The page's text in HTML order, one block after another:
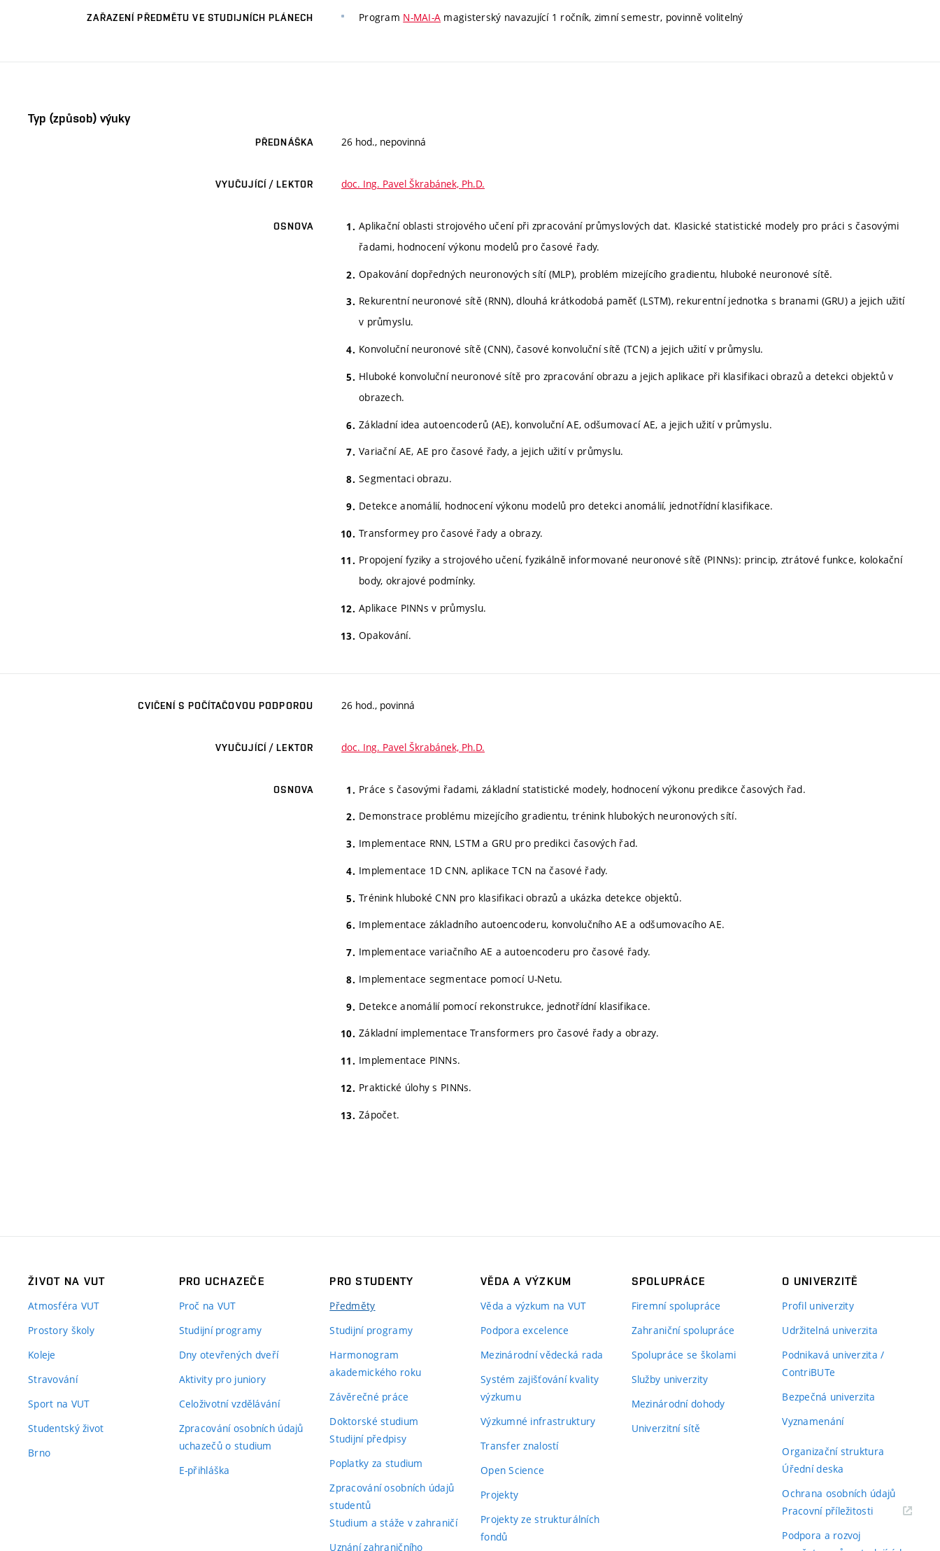
ZAŘAZENÍ PŘEDMĚTU VE STUDIJNÍCH PLÁNECH Program N-MAI-A magisterský navazující 1 ročník, zimní semestr, povinně volitelný
Typ (způsob) výuky
PŘEDNÁŠKA 26 hod., nepovinná
VYUČUJÍCÍ / LEKTOR doc. Ing. Pavel Škrabánek, Ph.D.
OSNOVA
Aplikační oblasti strojového učení při zpracování průmyslových dat. Klasické statistické modely pro práci s časovými
řadami, hodnocení výkonu modelů pro časové řady.
Opakování dopředných neuronových sítí (MLP), problém mizejícího gradientu, hluboké neuronové sítě.
Rekurentní neuronové sítě (RNN), dlouhá krátkodobá paměť (LSTM), rekurentní jednotka s branami (GRU) a jejich užití
v průmyslu.
Konvoluční neuronové sítě (CNN), časové konvoluční sítě (TCN) a jejich užití v průmyslu.
Hluboké konvoluční neuronové sítě pro zpracování obrazu a jejich aplikace při klasifikaci obrazů a detekci objektů v
obrazech.
Základní idea autoencoderů (AE), konvoluční AE, odšumovací AE, a jejich užití v průmyslu.
Variační AE, AE pro časové řady, a jejich užití v průmyslu.
Segmentaci obrazu.
Detekce anomálií, hodnocení výkonu modelů pro detekci anomálií, jednotřídní klasifikace.
Transformey pro časové řady a obrazy.
Propojení fyziky a strojového učení, fyzikálně informované neuronové sítě (PINNs): princip, ztrátové funkce, kolokační
body, okrajové podmínky.
Aplikace PINNs v průmyslu.
Opakování.
CVIČENÍ S POČÍTAČOVOU PODPOROU 26 hod., povinná
VYUČUJÍCÍ / LEKTOR doc. Ing. Pavel Škrabánek, Ph.D.
OSNOVA Práce s časovými řadami, základní statistické modely, hodnocení výkonu predikce časových řad.
Demonstrace problému mizejícího gradientu, trénink hlubokých neuronových sítí.
Implementace RNN, LSTM a GRU pro predikci časových řad.
Implementace 1D CNN, aplikace TCN na časové řady.
Trénink hluboké CNN pro klasifikaci obrazů a ukázka detekce objektů.
Implementace základního autoencoderu, konvolučního AE a odšumovacího AE.
Implementace variačního AE a autoencoderu pro časové řady.
Implementace segmentace pomocí U-Netu.
Detekce anomálií pomocí rekonstrukce, jednotřídní klasifikace.
Základní implementace Transformers pro časové řady a obrazy.
Implementace PINNs.
Praktické úlohy s PINNs.
Zápočet.
ŽIVOT NA VUT
Atmosféra VUT
Prostory školy
Koleje
Stravování
Sport na VUT
Studentský život
Brno
PRO UCHAZEČE
Proč na VUT
Studijní programy
Dny otevřených dveří
Aktivity pro juniory
Celoživotní vzdělávání
Zpracování osobních údajů
uchazečů o studium
E-přihláška
PRO STUDENTY
Předměty
Studijní programy
Harmonogram
akademického roku
Závěrečné práce
Doktorské studium
Studijní předpisy
Poplatky za studium
Zpracování osobních údajů
studentů
Studium a stáže v zahraničí
Uznání zahraničního
VĚDA A VÝZKUM
Věda a výzkum na VUT
Podpora excelence
Mezinárodní vědecká rada
Systém zajišťování kvality
výzkumu
Výzkumné infrastruktury
Transfer znalostí
Open Science
Projekty
Projekty ze strukturálních
fondů
SPOLUPRÁCE
Firemní spolupráce
Zahraniční spolupráce
Spolupráce se školami
Služby univerzity
Mezinárodní dohody
Univerzitní sítě
O UNIVERZITĚ
Profil univerzity
Udržitelná univerzita
Podnikavá univerzita /
ContriBUTe
Bezpečná univerzita
Vyznamenání
Organizační struktura
Úřední deska
Ochrana osobních údajů
Pracovní příležitosti(externí
Podpora a rozvoj